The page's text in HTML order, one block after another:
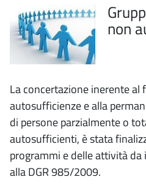
non
La concertazione inerente al
autosufficienze e alla
di persone parzialmente o
autosufficienti, è stata
programmi e delle attività
alla DGR 985/2009.